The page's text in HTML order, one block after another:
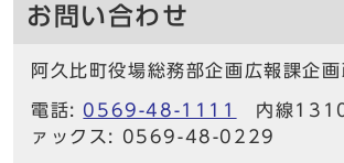
お問い合わせ
阿久比町役場総務部企画広報課企
電話: 0569-48-1111
内線
ァックス: 0569-48-0229